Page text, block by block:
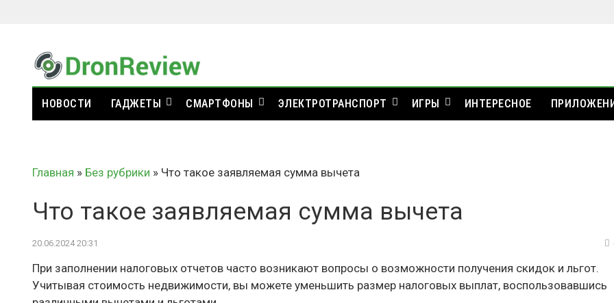
НОВОСТИ ГАДЖЕТЫ СМАРТФОНЫ ЭЛЕКТРОТРАНСПОРТ ИГРЫ ИНТЕРЕСНОЕ
Главная » Без рубрики » Что такое заявляемая сумма вычета
Что такое заявляемая сумма вычета
20.06.2024 20:31
При заполнении налоговых отчетов часто возникают вопросы о возможности получения скидок и льгот.
Учитывая стоимость недвижимости, вы можете уменьшить размер налоговых выплат, воспользовавшись